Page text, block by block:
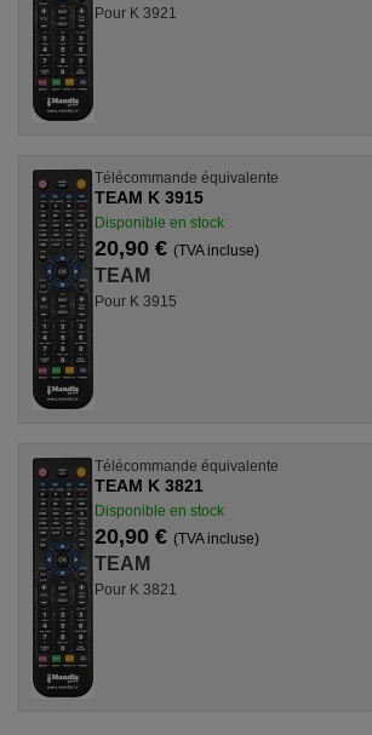
Pour K 3921
Télécommande équivalente
TEAM K 3915
Disponible en stock
20,90 € (TVA incluse)
TEAM
Pour K 3915
Télécommande équivalente
TEAM K 3821
Disponible en stock
20,90 € (TVA incluse)
TEAM
Pour K 3821